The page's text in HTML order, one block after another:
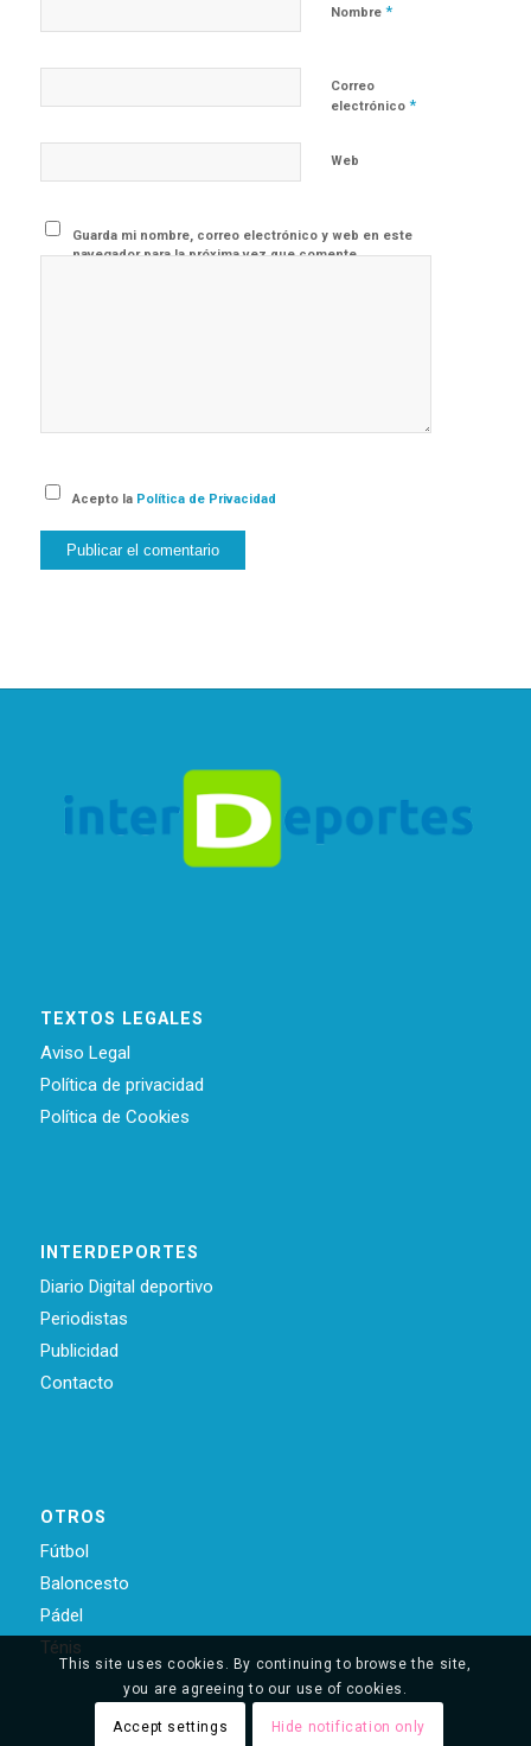
Nombre *
Correo
electrónico *
Web
Guarda mi nombre, correo electrónico y web en este
navegador para la próxima vez que comente.
Acepto la Política de Privacidad
TEXTOS LEGALES
Aviso Legal
Política de privacidad
Política de Cookies
INTERDEPORTES
Diario Digital deportivo
Periodistas
Publicidad
Contacto
OTROS
Fútbol
Baloncesto
Pádel
Ténis
This site uses cookies. By continuing to browse the site,
you are agreeing to our use of cookies.
Accept settings Hide notification only